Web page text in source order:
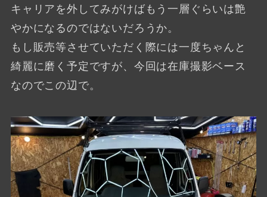
キャリアを外してみがけばもう一層ぐらいは艶
やかになるのではないだろうか。
もし販売等させていただく際には一度ちゃんと
綺麗に磨く予定ですが、今回は在庫撮影ベース
なのでこの辺で。